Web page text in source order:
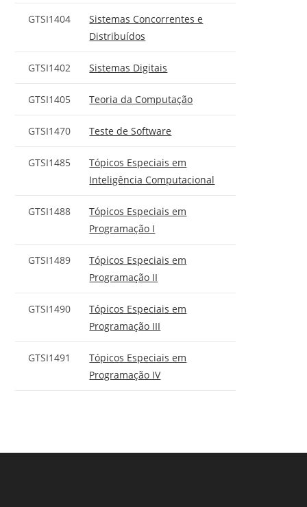
GTSI1404
Sistemas Concorrentes e
Distribuídos
GTSI1402 Sistemas Digitais
GTSI1405 Teoria da Computação
GTSI1470 Teste de Software
GTSI1485
Tópicos Especiais em
Inteligência Computacional
GTSI1488
Tópicos Especiais em
Programação I
GTSI1489
Tópicos Especiais em
Programação II
GTSI1490
Tópicos Especiais em
Programação III
GTSI1491
Tópicos Especiais em
Programação IV